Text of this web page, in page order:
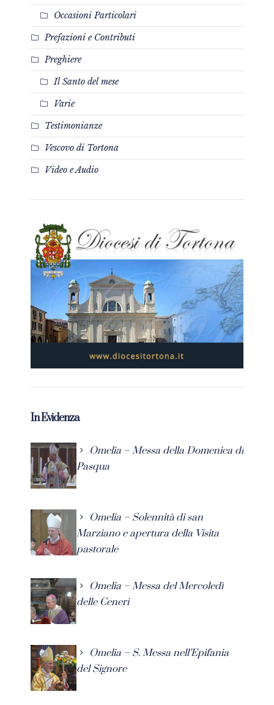
Occasioni Particolari
Prefazioni e Contributi
Preghiere
Il Santo del mese
Varie
Testimonianze
Vescovo di Tortona
Video e Audio
In Evidenza
Omelia – Messa della Domenica di
Pasqua
Omelia – Solennità di san
Marziano e apertura della Visita
pastorale
Omelia – Messa del Mercoledì
delle Ceneri
Omelia – S. Messa nell’Epifania
del Signore